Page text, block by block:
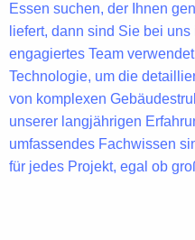
Essen suchen, der Ihnen
liefert, dann sind Sie bei
engagiertes Team verwendet
Technologie, um die
von komplexen
unserer langjährigen
umfassendes Fachwissen
für jedes Projekt, egal ob